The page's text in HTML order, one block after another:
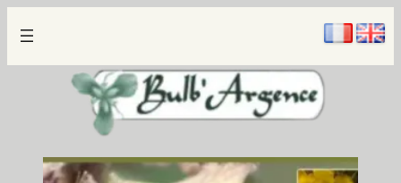
au
contenu